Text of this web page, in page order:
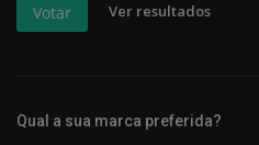
Votar Ver resultados
Qual a sua marca preferida?